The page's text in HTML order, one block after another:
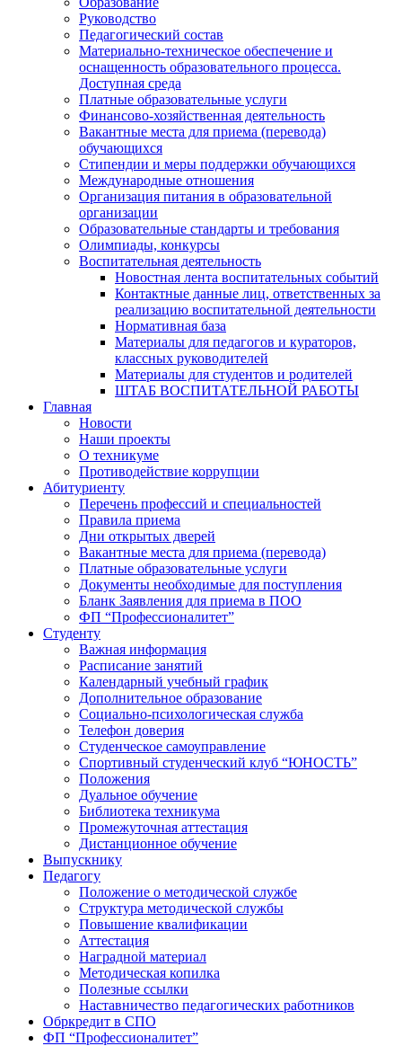
Руководство
Педагогический состав
Материально-техническое обеспечение и
оснащенность образовательного процесса.
Доступная среда
Платные образовательные услуги
Финансово-хозяйственная деятельность
Вакантные места для приема (перевода)
обучающихся
Стипендии и меры поддержки обучающихся
Международные отношения
Организация питания в образовательной
организации
Образовательные стандарты и требования
Олимпиады, конкурсы
Воспитательная деятельность
Новостная лента воспитательных событий
Контактные данные лиц, ответственных за
реализацию воспитательной деятельности
Нормативная база
Материалы для педагогов и кураторов,
классных руководителей
Материалы для студентов и родителей
ШТАБ ВОСПИТАТЕЛЬНОЙ РАБОТЫ
Главная
Новости
Наши проекты
О техникуме
Противодействие коррупции
Абитуриенту
Перечень профессий и специальностей
Правила приема
Дни открытых дверей
Вакантные места для приема (перевода)
Платные образовательные услуги
Документы необходимые для поступления
Бланк Заявления для приема в ПОО
ФП “Профессионалитет”
Студенту
Важная информация
Расписание занятий
Календарный учебный график
Дополнительное образование
Социально-психологическая служба
Телефон доверия
Студенческое самоуправление
Спортивный студенческий клуб “ЮНОСТЬ”
Положения
Дуальное обучение
Библиотека техникума
Промежуточная аттестация
Дистанционное обучение
Выпускнику
Педагогу
Положение о методической службе
Структура методической службы
Повышение квалификации
Аттестация
Наградной материал
Методическая копилка
Полезные ссылки
Наставничество педагогических работников
Обркредит в СПО
ФП “Профессионалитет”